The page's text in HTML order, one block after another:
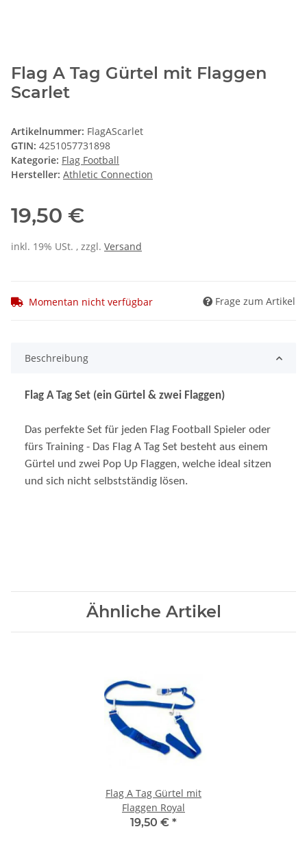
Flag A Tag Gürtel mit Flaggen
Scarlet
Artikelnummer: FlagAScarlet
GTIN: 4251057731898
Kategorie: Flag Football
Hersteller: Athletic Connection
19,50 €
inkl. 19% USt. , zzgl. Versand
Momentan nicht verfügbar Frage zum Artikel
Beschreibung
Flag A Tag Set (ein Gürtel & zwei Flaggen)
Das perfekte Set für jeden Flag Football Spieler oder
fürs Training - Das Flag A Tag Set besteht aus einem
Gürtel und zwei Pop Up Flaggen, welche ideal sitzen
und sich nicht selbstständig lösen.
Ähnliche Artikel
Flag A Tag Gürtel mit
Flaggen Royal
19,50 € *